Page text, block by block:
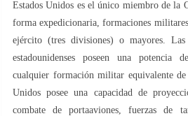
Estados Unidos es el único miembro de la
forma expedicionaria, formaciones
ejército (tres divisiones) o mayores. Las
estadounidenses poseen una potencia
cualquier formación militar equivalente
Unidos posee una capacidad de
combate de portaaviones, fuerzas de